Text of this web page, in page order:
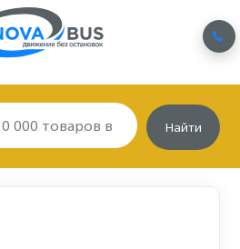
Найти